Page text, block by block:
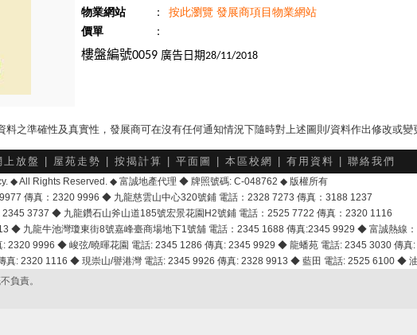
物業網站
：
按此瀏覽 發展商項目物業網站
價單
：
樓盤編號0059 廣告日期28/11/2018
之準確性及真實性，發展商可在沒有任何通知情況下隨時對上述圖則/資料作出修改或變
上放盤 屋苑走勢 按揭計算 平面圖 本區校網 有用資料 聯絡我們
◆ All Rights Reserved. ◆ 富誠地產代理 ◆ 牌照號碼: C-048762 ◆ 版權所有
傳真：2320 9996 ◆ 九龍慈雲山中心320號鋪 電話：2328 7273 傳真：3188 1237
3737 ◆ 九龍鑽石山斧山道185號宏景花園H2號鋪 電話：2525 7722 傳真：2320 1116
◆ 九龍牛池灣瓊東街8號嘉峰臺商場地下1號舖 電話：2345 1688 傳真:2345 9929 ◆ 富誠熱線：
9996 ◆ 峻弦/曉暉花園 電話: 2345 1286 傳真: 2345 9929 ◆ 龍蟠苑 電話: 2345 3030 傳真:
: 2320 1116 ◆ 現崇山/譽港灣 電話: 2345 9926 傳真: 2328 9913 ◆ 藍田 電話: 2525 6100 ◆
負責。